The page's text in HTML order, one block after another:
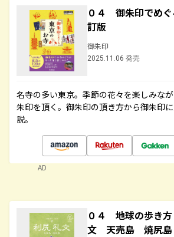
０４ 御朱印でめ
訂版
御朱印
2025.11.06 発売
名寺の多い東京。季節の花々を楽しみな
朱印を頂く。御朱印の頂き方から御朱印
説。
AD
０４ 地球の歩
文 天売島 焼尻